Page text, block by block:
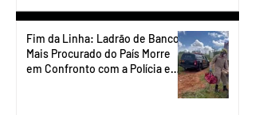
Fim da Linha: Ladrão de Banco
Mais Procurado do País Morre
em Confronto com a Polícia em